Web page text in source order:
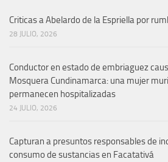
Criticas a Abelardo de la Espriella por
28 JULIO, 2026
Conductor en estado de embriaguez
Mosquera Cundinamarca: una mujer
permanecen hospitalizadas
24 JULIO, 2026
Capturan a presuntos responsables de
consumo de sustancias en Facatativá